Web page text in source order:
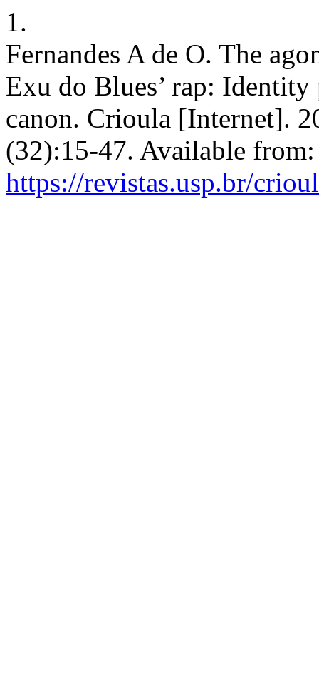
1.
Fernandes A de O. The
Exu do Blues’ rap:
canon. Crioula [Internet].
(32):15-47. Available from:
https://revistas.usp.br/